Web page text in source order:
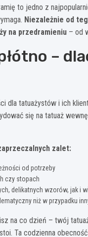
to jedno z
Niezależnie od
na przedramieniu – od
–
tatuażystów i ich
się na tatuaż
zalet:
od potrzeby
czy stopach
delikatnych wzorów, jak i
niż w przypadku
na co dzień – twój
Ta codzienna